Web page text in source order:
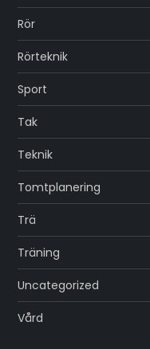
Rör
Rörteknik
Sport
Tak
Teknik
Tomtplanering
Trä
Träning
Uncategorized
Vård